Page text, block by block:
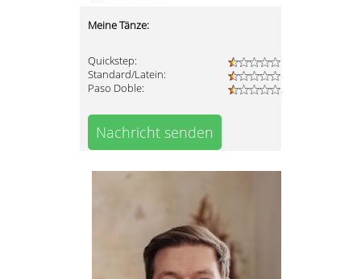
Meine Tänze:
Quickstep:
Standard/Latein:
Paso Doble:
Nachricht senden